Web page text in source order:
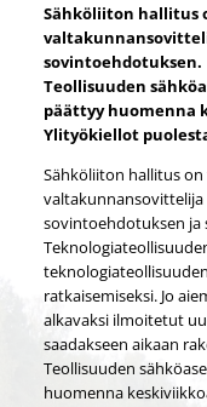
Sähköliiton hallitus
sovintoehdotuksen.
Teollisuuden
päättyy huomenna
Ylityökiellot
Sähköliiton hallitus
valtakunnansovittelija
sovintoehdotuksen ja
ratkaisemiseksi. Jo
alkavaksi ilmoitetut
saadakseen aikaan
Teollisuuden
huomenna